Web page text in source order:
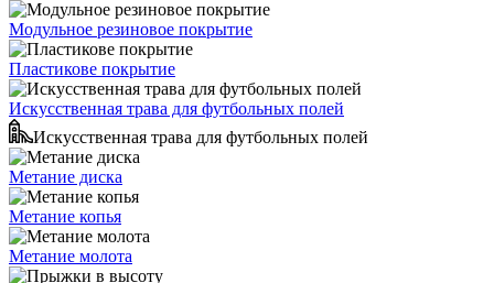
Модульное резиновое покрытие
Пластикове покрытие
Искусственная трава для футбольных полей
Искусственная трава для футбольных полей
Метание диска
Метание копья
Метание молота